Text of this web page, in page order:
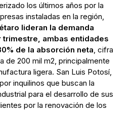
los últimos años por la
instaladas en la región,
lideran la demanda
trimestre, ambas entidades
de la absorción neta, cifra
de 200 mil m2, principalmente
ligera. San Luis Potosí,
inquilinos que buscan la
para el desarrollo de sus
por la renovación de los